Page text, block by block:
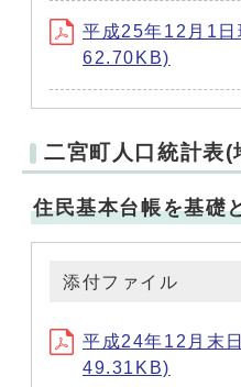
平成25年12月1日
62.70KB)
二宮町人口統計表(
住民基本台帳を基礎
添付ファイル
平成24年12月末
49.31KB)